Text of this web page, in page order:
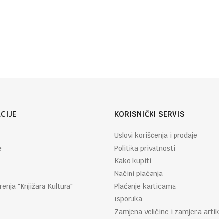
"Knjižara Kultura"
KORISNIČKI SERVIS
Uslovi korišćenja i prodaje
Politika privatnosti
Kako kupiti
Načini plaćanja
Plaćanje karticama
Isporuka
Zamjena veličine i zamjena